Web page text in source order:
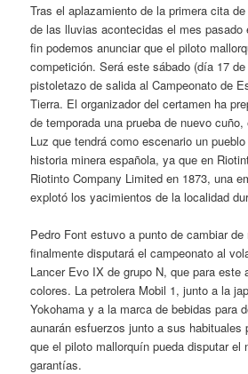
Tras el aplazamiento de la primera cita
de las lluvias acontecidas el mes pasado
fin podemos anunciar que el piloto
competición. Será este sábado (día 17
pistoletazo de salida al Campeonato de
Tierra. El organizador del certamen ha
de temporada una prueba de nuevo
Luz que tendrá como escenario un
historia minera española, ya que en
Riotinto Company Limited en 1873, una
explotó los yacimientos de la localidad
Pedro Font estuvo a punto de cambiar de
finalmente disputará el campeonato al
Lancer Evo IX de grupo N, que para este
colores. La petrolera Mobil 1, junto a la
Yokohama y a la marca de bebidas para
aunarán esfuerzos junto a sus habituales
que el piloto mallorquín pueda disputar el
garantías.